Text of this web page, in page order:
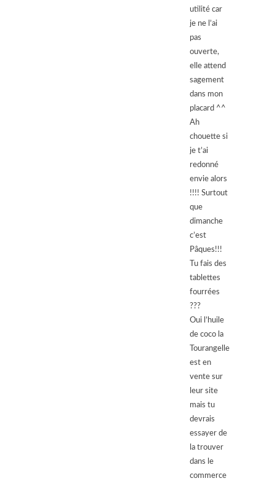
utilité car
je ne l’ai
pas
ouverte,
elle attend
sagement
dans mon
placard ^^
Ah
chouette si
je t’ai
redonné
envie alors
!!!! Surtout
que
dimanche
c’est
Pâques!!!
Tu fais des
tablettes
fourrées
???
Oui l’huile
de coco la
Tourangelle
est en
vente sur
leur site
mais tu
devrais
essayer de
la trouver
dans le
commerce